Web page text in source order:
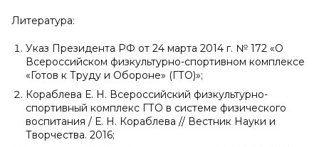
Литература:
Указ Президента РФ от 24 марта 2014 г. № 172 «О
Всероссийском физкультурно-спортивном комплексе
«Готов к Труду и Обороне» (ГТО)»;
Кораблева Е. Н. Всероссийский физкультурно-
спортивный комплекс ГТО в системе физического
воспитания / Е. Н. Кораблева // Вестник Науки и
Творчества. 2016;